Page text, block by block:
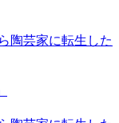
陶芸家に転生した